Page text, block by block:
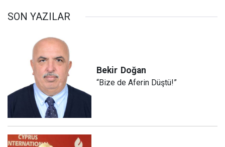
SON YAZILAR
Bekir Doğan
“Bize de Aferin Düştü!”